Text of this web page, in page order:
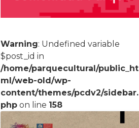
Warning: Undefined variable
$post_id in
/home/parquecultural/public_ht
ml/web-old/wp-
content/themes/pcdv2/sidebar.
php on line 158